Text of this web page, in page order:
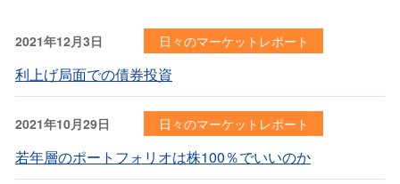
2021年12月3日 日々のマーケットレポート
利上げ局面での債券投資
2021年10月29日 日々のマーケットレポート
若年層のポートフォリオは株100％でいいのか